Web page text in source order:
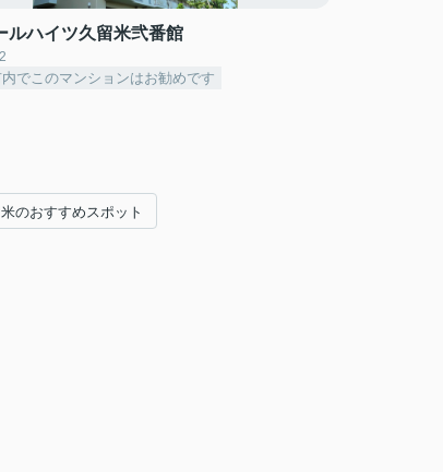
ルハイツ久留米弐番館
でこのマンションはお勧めです
のおすすめスポット